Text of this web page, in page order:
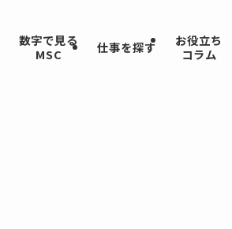
数字で見る
MSC
仕事を探す
お役立ち
コラム